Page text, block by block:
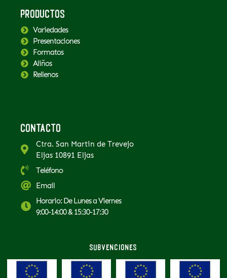
Productos
Variedades
Presentaciones
Formatos
Aliños
Rellenos
Contacto
Ctra. San Martin de Trevejo
Eljas 10891 Eljas
Teléfono
Email
Horario: De Lunes a Viernes
9:00-14:00 & 15:30-17:30
Subvenciones